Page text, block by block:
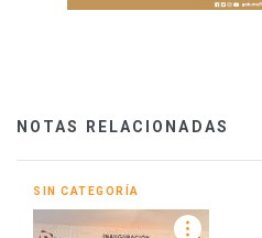
NOTAS RELACIONADAS
SIN CATEGORÍA